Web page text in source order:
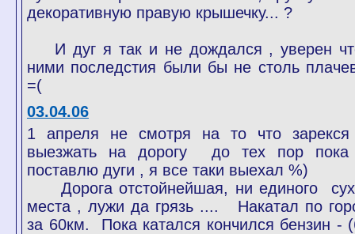
декоративную правую крышечку... ?
И дуг я так и не дождался , уверен
ними последстия были бы не столь
=(
03.04.06
1 апреля не смотря на то что
выезжать на дорогу до тех пор
поставлю дуги , я все таки выехал %)
Дорога отстойнейшая, ни единого
места , лужи да грязь .... Накатал по
за 60км. Пока катался кончился бензин -